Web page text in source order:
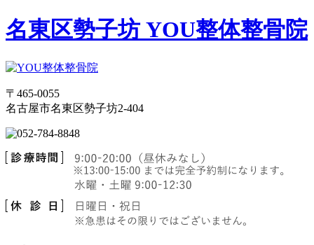
名東区勢子坊 YOU整体整骨院
〒465-0055
名古屋市名東区勢子坊2-404